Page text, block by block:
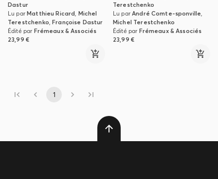
Dastur
Lu parMatthieu Ricard, Michel
Terestchenko,Françoise Dastur
Édité par Frémeaux & Associés
23,99 €
Terestchenko
Lu parAndré Comte-sponville,
Michel Terestchenko
Édité par Frémeaux & Associés
23,99 €
1